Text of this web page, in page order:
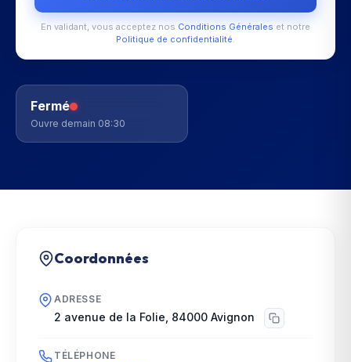
En validant, vous acceptez nos Conditions Générales et notre
Politique de confidentialité.
Fermé
Ouvre demain 08:30
Coordonnées
ADRESSE
2 avenue de la Folie 84000 Avignon
TÉLÉPHONE